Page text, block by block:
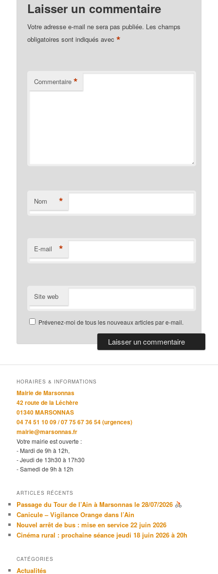
Laisser un commentaire
Votre adresse e-mail ne sera pas publiée. Les champs
obligatoires sont indiqués avec*
Commentaire *
Nom *
E-mail *
Site web
Prévenez-moi de tous les nouveaux articles par e-mail.
HORAIRES & INFORMATIONS
Mairie de Marsonnas
42 route de la Léchère
01340 MARSONNAS
04 74 51 10 09 / 07 75 67 36 54 (urgences)
mairie@marsonnas.fr
Votre mairie est ouverte :
- Mardi de 9h à 12h,
- Jeudi de 13h30 à 17h30
- Samedi de 9h à 12h
ARTICLES RÉCENTS
Passage du Tour de l’Ain à Marsonnas le 28/07/2026
Canicule – Vigilance Orange dans l’Ain
Nouvel arrêt de bus : mise en service 22 juin 2026
Cinéma rural : prochaine séance jeudi 18 juin 2026 à 20h
CATÉGORIES
Actualités